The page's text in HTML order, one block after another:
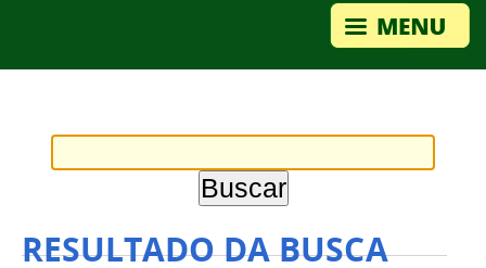
RESULTADO DA BUSCA